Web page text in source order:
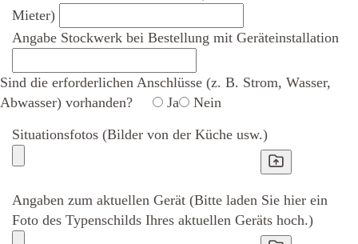
Mieter)
Angabe Stockwerk bei Bestellung mit Geräteinstallation
Sind die erforderlichen Anschlüsse (z. B. Strom, Wasser,
Abwasser) vorhanden?
Ja
Nein
Situationsfotos (Bilder von der Küche usw.)
Angaben zum aktuellen Gerät (Bitte laden Sie hier ein
Foto des Typenschilds Ihres aktuellen Geräts hoch.)